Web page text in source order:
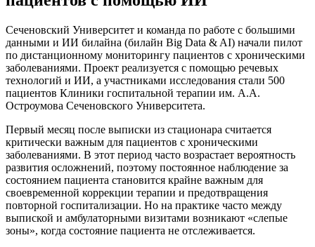
Сеченовский Университет и команда по работе с большими
данными и ИИ билайна (билайн Big Data & AI) начали пилот
по дистанционному мониторингу пациентов с хроническими
заболеваниями. Проект реализуется с помощью речевых
технологий и ИИ, а участниками исследования стали 500
пациентов Клиники госпитальной терапии им. А.А.
Остроумова Сеченовского Университета.
Первый месяц после выписки из стационара считается
критически важным для пациентов с хроническими
заболеваниями. В этот период часто возрастает вероятность
развития осложнений, поэтому постоянное наблюдение за
состоянием пациента становится крайне важным для
своевременной коррекции терапии и предотвращения
повторной госпитализации. Но на практике часто между
выпиской и амбулаторными визитами возникают «слепые
зоны», когда состояние пациента не отслеживается.